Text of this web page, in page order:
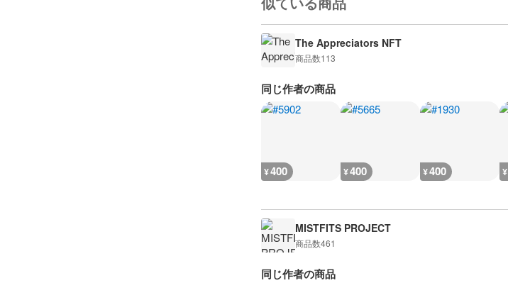
The Appreciators NFT
商品数113
同じ作者の商品
¥400 ¥400 ¥400 ¥
MISTFITS PROJECT
商品数461
同じ作者の商品